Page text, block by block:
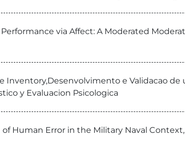
via Affect: A Moderated
e Validacao de
y Evaluacion Psicologica
Human Error in the Military Naval